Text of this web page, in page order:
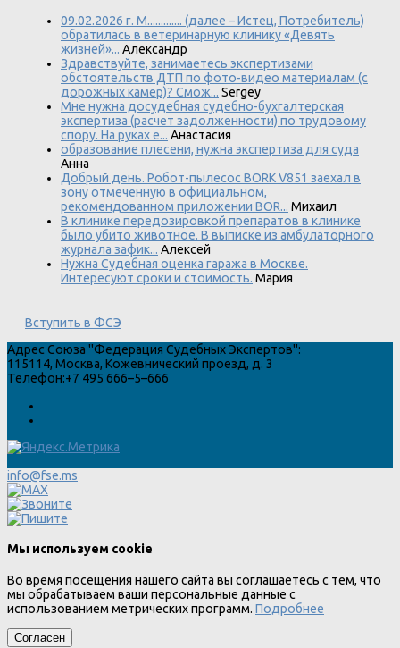
09.02.2026 г. М............. (далее – Истец, Потребитель)
обратилась в ветеринарную клинику «Девять
жизней»... Александр
Здравствуйте, занимаетесь экспертизами
обстоятельств ДТП по фото-видео материалам (с
дорожных камер)? Смож... Sergey
Мне нужна досудебная судебно-бухгалтерская
экспертиза (расчет задолженности) по трудовому
спору. На руках е... Анастасия
образование плесени, нужна экспертиза для суда
Анна
Добрый день. Робот-пылесос BORK V851 заехал в
зону отмеченную в официальном,
рекомендованном приложении BOR... Михаил
В клинике передозировкой препаратов в клинике
было убито животное. В выписке из амбулаторного
журнала зафик... Алексей
Нужна Судебная оценка гаража в Москве.
Интересуют сроки и стоимость. Мария
Вступить в ФСЭ
Адрес Союза "Федерация Судебных Экспертов":
115114, Москва, Кожевнический проезд, д. 3
Телефон:+7 495 666–5–666
info@fse.ms
Мы используем cookie
Во время посещения нашего сайта вы соглашаетесь с тем, что
мы обрабатываем ваши персональные данные с
использованием метрических программ. Подробнее
Согласен